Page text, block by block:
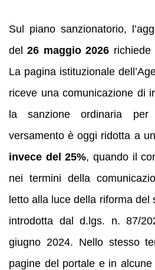
Sul piano sanzionatorio,
del26 maggio 2026 richiede
La pagina istituzionale
riceve una comunicazione di
la sanzione ordinaria
versamento è oggi ridotta a
invece del 25%, quando il
nei termini della
letto alla luce della riforma del
introdotta dal d.lgs. n. 87/
giugno 2024. Nello stesso
pagine del portale e in